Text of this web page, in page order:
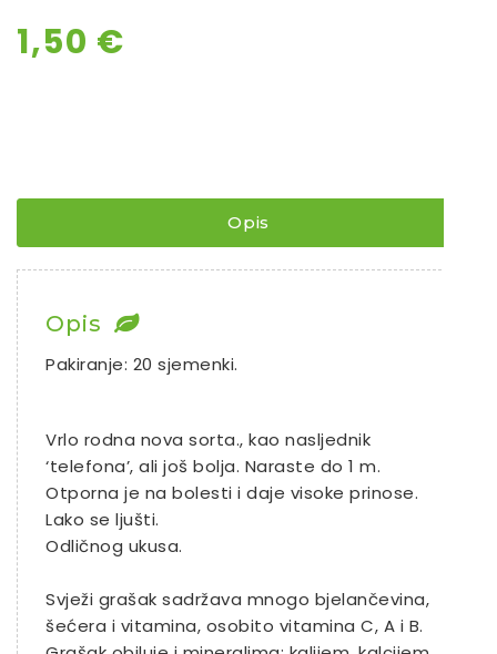
1,50 €
Opis
Opis
Pakiranje: 20 sjemenki.
Vrlo rodna nova sorta., kao nasljednik
‘telefona’, ali još bolja. Naraste do 1 m.
Otporna je na bolesti i daje visoke prinose.
Lako se ljušti.
Odličnog ukusa.
Svježi grašak sadržava mnogo bjelančevina,
šećera i vitamina, osobito vitamina C, A i B.